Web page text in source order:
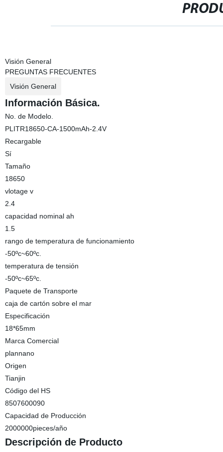
Visión General
PREGUNTAS FRECUENTES
Visión General
Información Básica.
No. de Modelo.
PLITR18650-CA-1500mAh-2.4V
Recargable
Sí
Tamaño
18650
vlotage v
2.4
capacidad nominal ah
1.5
rango de temperatura de funcionamiento
-50ºc~60ºc.
temperatura de tensión
-50ºc~65ºc.
Paquete de Transporte
caja de cartón sobre el mar
Especificación
18*65mm
Marca Comercial
plannano
Origen
Tianjin
Código del HS
8507600090
Capacidad de Producción
2000000pieces/año
Descripción de Producto